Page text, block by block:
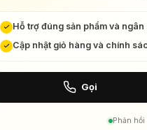
Hỗ trợ đúng sản phẩm và ngân
Cập nhật giỏ hàng và chính
Gọi
Phản hồi